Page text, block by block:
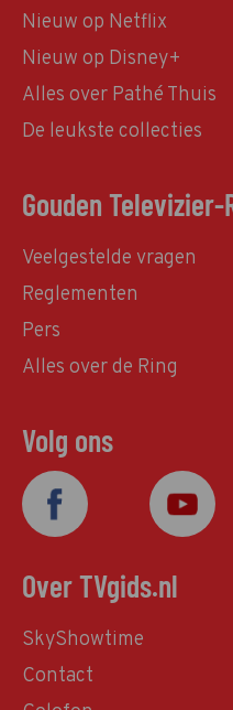
Nieuw op Netflix
Nieuw op Disney+
Alles over Pathé Thuis
De leukste collecties
Gouden Televizier-
Veelgestelde vragen
Reglementen
Pers
Alles over de Ring
Volg ons
Over TVgids.nl
SkyShowtime
Contact